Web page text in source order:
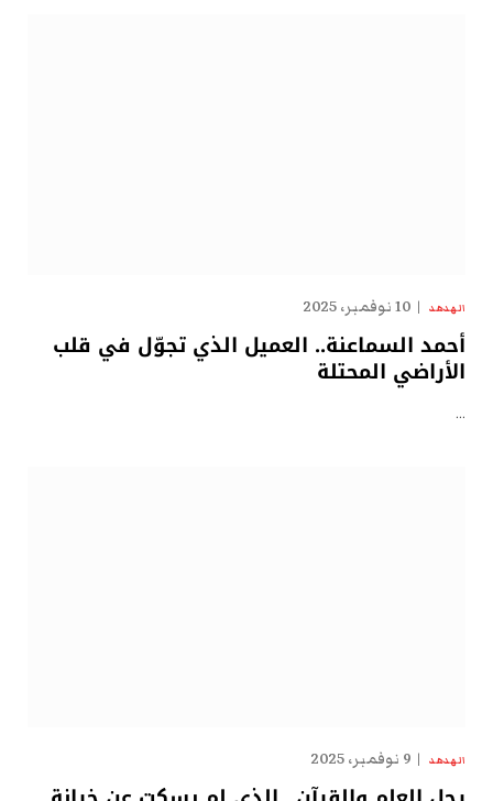
الهدهد 10 نوفمبر، 2025
أحمد السماعنة.. العميل الذي تجوّل في قلب
الأراضي المحتلة
…
الهدهد 9 نوفمبر، 2025